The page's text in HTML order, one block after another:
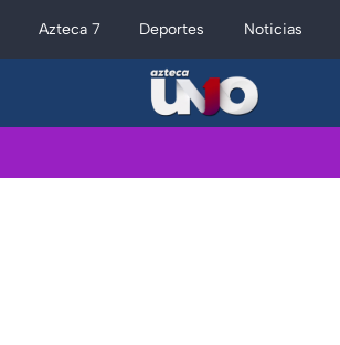
Azteca 7 Deportes Noticias